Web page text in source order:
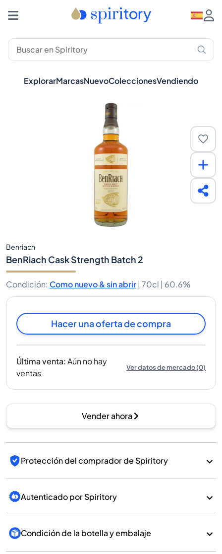
ExplorarMarcasNuevoColeccionesVendiendo
Benriach
BenRiach Cask Strength Batch 2
Condición: Como nuevo & sin abrir | 70cl | 60.6%
Hacer una oferta de compra
Última venta:Aún no hay
ventas
Ver datos de mercado(0)
Vender ahora
Protección del comprador de Spiritory
Autenticado por Spiritory
Condición de la botella y embalaje